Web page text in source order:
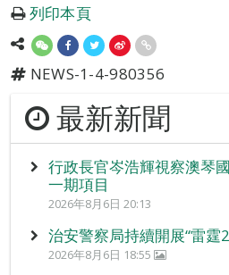
列印本頁
NEWS-1-4-980356
最新新聞
行政長官岑浩輝視察澳琴
一期項目
2026年8月6日 20:13
治安警察局持續開展“雷霆
2026年8月6日 18:55